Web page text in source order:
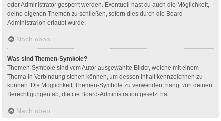
oder Administrator gesperrt werden. Eventuell hast du auch die Möglichkeit,
deine eigenen Themen zu schließen, sofern dies durch die Board-
Administration erlaubt wurde.
Nach oben
Was sind Themen-Symbole?
Themen-Symbole sind vom Autor ausgewählte Bilder, welche mit einem
Thema in Verbindung stehen können, um dessen Inhalt kennzeichnen zu
können. Die Möglichkeit, Themen-Symbole zu verwenden, hängt von deinen
Berechtigungen ab, die die Board-Administration gesetzt hat.
Nach oben